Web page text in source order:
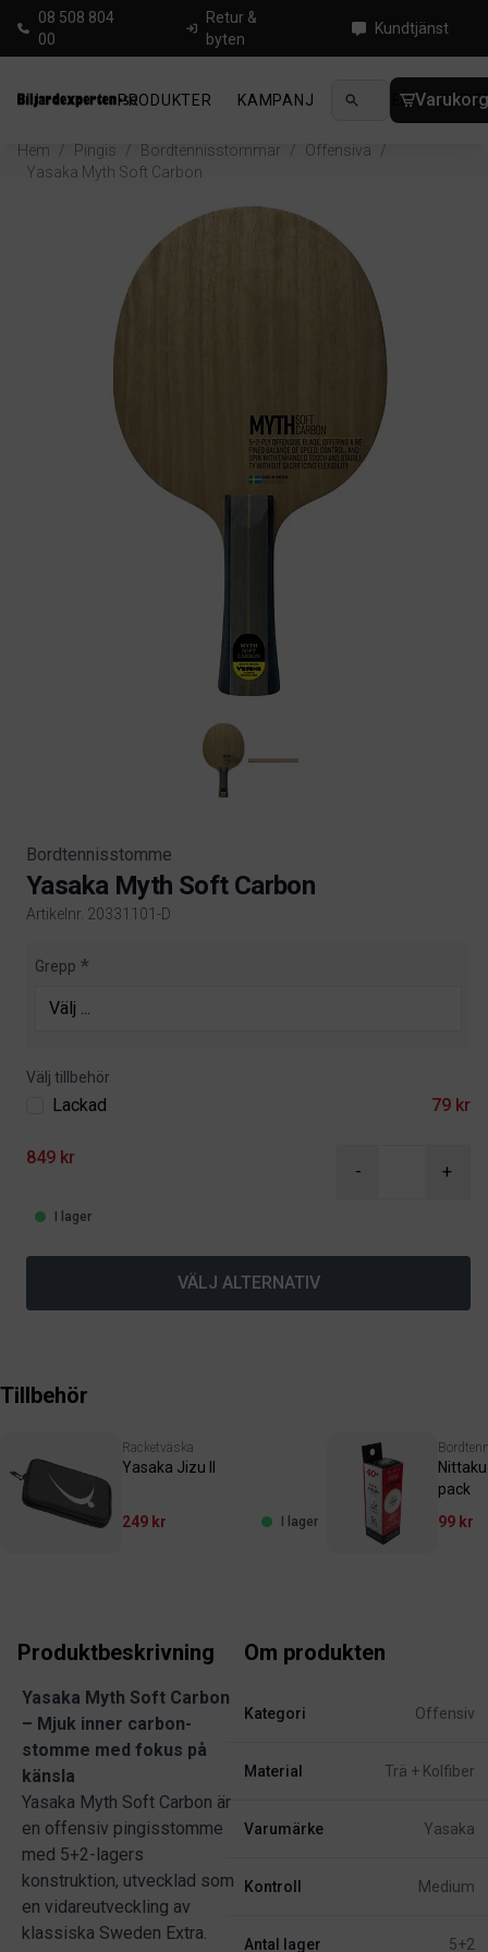
08 508 804
00
Retur &
byten
Kundtjänst
PRODUKTER KAMPANJ NYHETER
Hem / Pingis / Bordtennisstommar / Offensiva
/
Yasaka Myth Soft Carbon
Bordtennisstomme
Yasaka Myth Soft Carbon
Artikelnr. 20331101-D
Product information
Grepp
Välj tillbehör
Lackad 79 kr
849 kr
- +
I lager
VÄLJ ALTERNATIV
Tillbehör
Racketväska
Yasaka Jizu II
249 kr I lager
pack
99 kr
Produktbeskrivning
Yasaka Myth Soft Carbon
– Mjuk inner carbon-
stomme med fokus på
känsla
Yasaka Myth Soft Carbon är
en offensiv pingisstomme
med 5+2-lagers
konstruktion, utvecklad som
en vidareutveckling av
klassiska Sweden Extra.
Om produkten
Kategori Offensiv
Material Trä + Kolfiber
Varumärke Yasaka
Kontroll Medium
Antal lager 5+2